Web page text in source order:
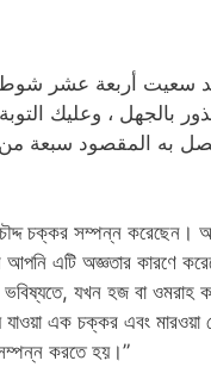
سعيت أربعة عشر شوطا
بالجهل ، وعليك
به المقصود سبعة من
চক্কর সম্পন্ন করেছেন।
আপনি এটি অজ্ঞতার কারণে
যখন হজ বা
যাওয়া এক চক্কর এবং
করতে হয়।”